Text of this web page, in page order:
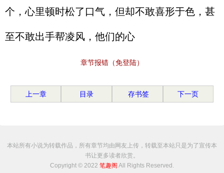
个，心里顿时松了口气，但却不敢喜形于色，甚
至不敢出手帮凌风，他们的心
章节报错（免登陆）
上一章 目录 存书签 下一页
本站所有小说为转载作品，所有章节均由网友上传，转载至本站只是为了宣传本
书让更多读者欣赏。
Copyright © 2022 笔趣阁 All Rights Reserved.